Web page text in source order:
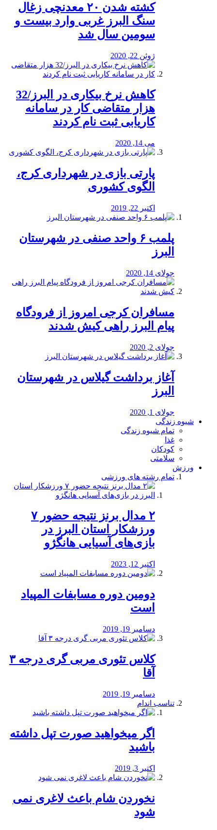
کشته شدن ۲۰ معدنچی زغال
سنگ البرز غربی وارد بیست و
سومین سال شد
ژوئن 22, 2020
کاهش نرخ بیکاری در البرز/32
هزار متقاضی کار در سامانه
کاریابی ثبت نام کردند
می 14, 2020
پارتی بازی در شهرداری کرج،
الگوی کشوری
اکتبر 22, 2019
پلمب ۶ واحد صنفی در شهرستان
البرز
جولای 14, 2020
مسافران کرجی امروز از فرودگاه
پیام البرز راهی کیش شدند
جولای 2, 2020
آغاز برداشت گیلاس در شهرستان
البرز
جولای 1, 2020
شیوه زندگی
تمام شیوه زندگی
غذا
کودکان
سلامتی
ورزش
تمام رشته های ورزشی
۲ مدال برنز نتیجه حضور ۷
ورزشکار استان البرز در
بازی‌های آسیایی هانگژو
اکتبر 12, 2023
دومین دوره مسابفات المپیاد
است
دسامبر 19, 2019
کلاس تئوری مربی گری درجه ۳
آقا
دسامبر 19, 2019
تناسب اندام
اگر میخواهید صورت تپل داشته
باشید
اکتبر 3, 2019
نخوردن شام باعث لاغری نمی
‌شود